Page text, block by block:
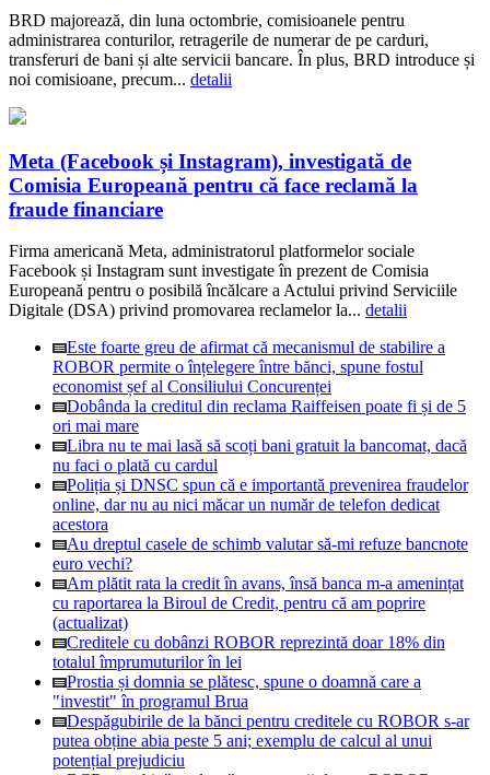
BRD majorează, din luna octombrie, comisioanele pentru
administrarea conturilor, retragerile de numerar de pe carduri,
transferuri de bani și alte servicii bancare. În plus, BRD introduce și
noi comisioane, precum... detalii
Meta (Facebook și Instagram), investigată de
Comisia Europeană pentru că face reclamă la
fraude financiare
Firma americană Meta, administratorul platformelor sociale
Facebook și Instagram sunt investigate în prezent de Comisia
Europeană pentru o posibilă încălcare a Actului privind Serviciile
Digitale (DSA) privind promovarea reclamelor la... detalii
Este foarte greu de afirmat că mecanismul de stabilire a
ROBOR permite o înțelegere între bănci, spune fostul
economist șef al Consiliului Concurenței
Dobânda la creditul din reclama Raiffeisen poate fi și de 5
ori mai mare
Libra nu te mai lasă să scoți bani gratuit la bancomat, dacă
nu faci o plată cu cardul
Poliția și DNSC spun că e importantă prevenirea fraudelor
online, dar nu au nici măcar un număr de telefon dedicat
acestora
Au dreptul casele de schimb valutar să-mi refuze bancnote
euro vechi?
Am plătit rata la credit în avans, însă banca m-a amenințat
cu raportarea la Biroul de Credit, pentru că am poprire
(actualizat)
Creditele cu dobânzi ROBOR reprezintă doar 18% din
totalul împrumuturilor în lei
Prostia și domnia se plătesc, spune o doamnă care a
"investit" în programul Brua
Despăgubirile de la bănci pentru creditele cu ROBOR s-ar
putea obține abia peste 5 ani; exemplu de calcul al unui
potențial prejudiciu